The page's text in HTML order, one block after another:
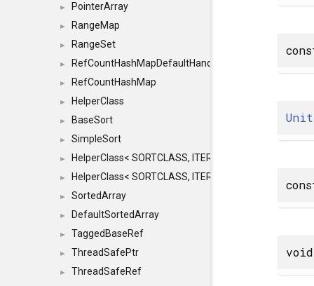
► PointerArray
► RangeMap
► RangeSet
► RefCountHashMapDefaultHandler
► RefCountHashMap
► HelperClass
► BaseSort
► SimpleSort
► HelperClass< SORTCLASS, ITERATOR, CONTENT,
► HelperClass< SORTCLASS, ITERATOR, CONTENT,
► SortedArray
► DefaultSortedArray
► TaggedBaseRef
► ThreadSafePtr
►
ThreadSafeRef